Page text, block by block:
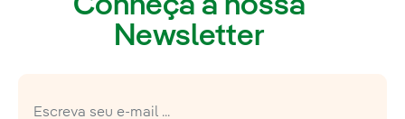
Conheça a nossa
Newsletter